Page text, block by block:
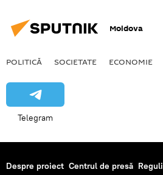
Moldova
POLITICĂ SOCIETATE ECONOMIE
Telegram
Despre proiect Centrul de presă Reguli